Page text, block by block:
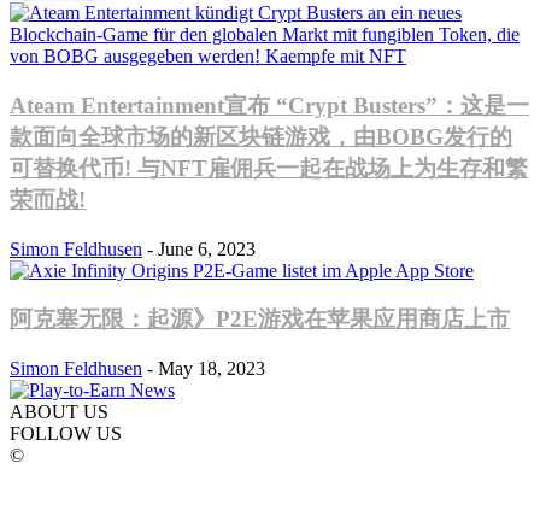
Ateam Entertainment宣布 “Crypt Busters”：这是一
款面向全球市场的新区块链游戏，由BOBG发行的
可替换代币! 与NFT雇佣兵一起在战场上为生存和繁
荣而战!
Simon Feldhusen - June 6, 2023
阿克塞无限：起源》P2E游戏在苹果应用商店上市
Simon Feldhusen - May 18, 2023
ABOUT US
FOLLOW US
©